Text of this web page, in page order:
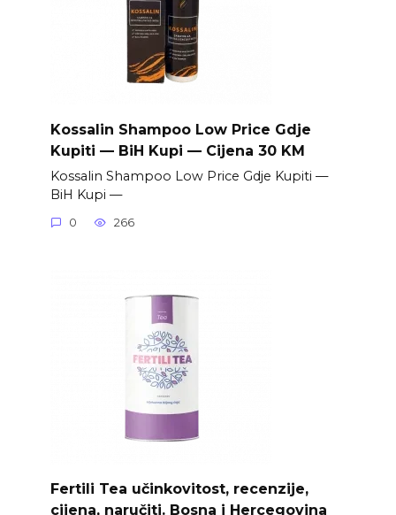
Kossalin Shampoo Low Price Gdje
Kupiti — BiH Kupi — Cijena 30 KM
Kossalin Shampoo Low Price Gdje Kupiti —
BiH Kupi —
0 266
Fertili Tea učinkovitost, recenzije,
cijena, naručiti. Bosna i Hercegovina